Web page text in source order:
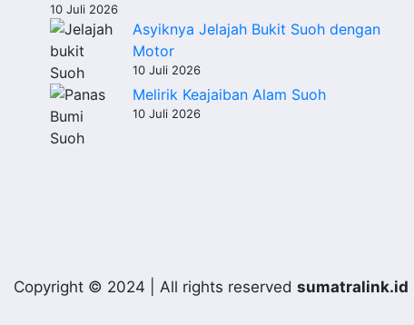
10 Juli 2026
Asyiknya Jelajah Bukit Suoh dengan
Motor
10 Juli 2026
Melirik Keajaiban Alam Suoh
10 Juli 2026
Copyright © 2024 | All rights reserved sumatralink.id